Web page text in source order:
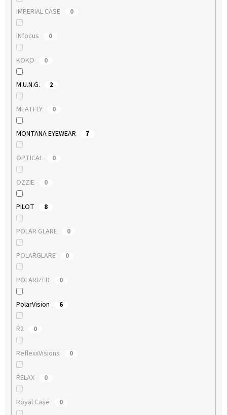
IMPERIAL CASE 0
INfocus 0
KOKO 0
M.U.N.G. 2
MEATFLY 0
MONTANA EYEWEAR 7
OPTICAL 0
OZZIE 0
PILOT 8
POLAR GLARE 0
POLARGLARE 0
POLARIZED 0
PolarVision 6
R2 0
ReflexxVisions 0
RELAX 0
Royal Case 0